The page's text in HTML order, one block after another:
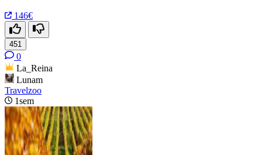
146€
451
0
La_Reina
Lunam
Travelzoo
1sem